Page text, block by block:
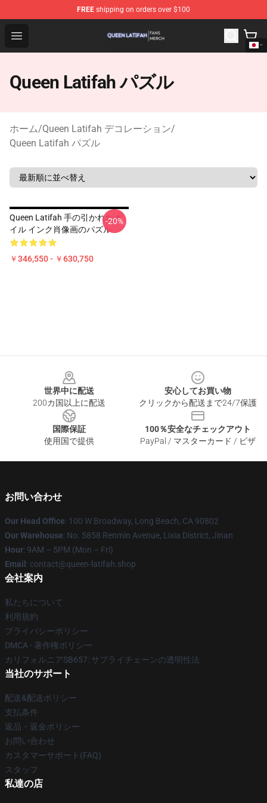
FREE shipping on orders over $100
Open menu
Queen Latifah Shop - Official Queen Latifah
Queen Latifah パズル
ホーム/Queen Latifah デコレーション/
Queen Latifah パズル
Queen Latifah 手の引かれたオ
イル インク肖像画のパズル
￥346,550 - ￥630,750
-20%
世界中に配送
200カ国以上に配送
安心してお買い物
クリックから配送まで24/7保護
国際保証
使用国で提供
100％安全なチェックアウト
PayPal / マスターカード / ビザ
お問い合わせ
Our Head Office: 100 W Broadway, Long Beach, CA 90802
Our Warehouse: No. 5858 Renmin Avenue, Lixia District, Jinan
Hour: 9AM – 5PM (Mon – Fri)
Email : contact@queen-latifah.shop
会社案内
私たちについて
利用規約
プライバシーポリシー
DMCA - 著作権ポリシー
カリフォルニアSB657: サプライチェーンの透明性法
当社のサポート
配送&配送ポリシー
支払条件
返品・返金ポリシー
お問い合わせ
カスタマーサポート(FAQ)
スタッフ
私達の店